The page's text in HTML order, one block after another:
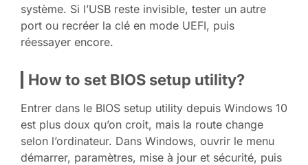
système. Si l’USB reste invisible, tester un autre
port ou recréer la clé en mode UEFI, puis
réessayer encore.
How to set BIOS setup utility?
Entrer dans le BIOS setup utility depuis Windows 10
est plus doux qu’on croit, mais la route change
selon l’ordinateur. Dans Windows, ouvrir le menu
démarrer, paramètres, mise à jour et sécurité, puis